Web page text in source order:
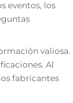
eventos, los
valiosa.
Al
fabricantes